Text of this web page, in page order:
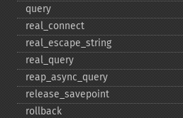
query
real_​connect
real_​escape_​string
real_​query
reap_​async_​query
release_​savepoint
rollback